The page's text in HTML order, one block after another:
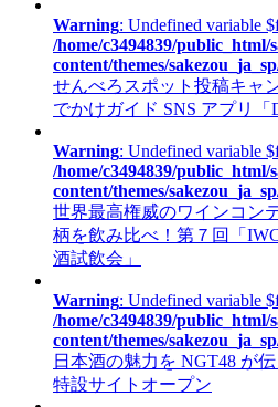
Warning: Undefined variable
/home/c3494839/public_html/
content/themes/
せんべろスポット投稿キャ
でかけガイド SNS アプリ「
Warning: Undefined variable
/home/c3494839/public_html/
content/themes/
世界最高権威のワインコン
柄を飲み比べ！第７回「
酒試飲会」
Warning: Undefined variable
/home/c3494839/public_html/
content/themes/
日本酒の魅力を NGT48 が
特設サイトオープン